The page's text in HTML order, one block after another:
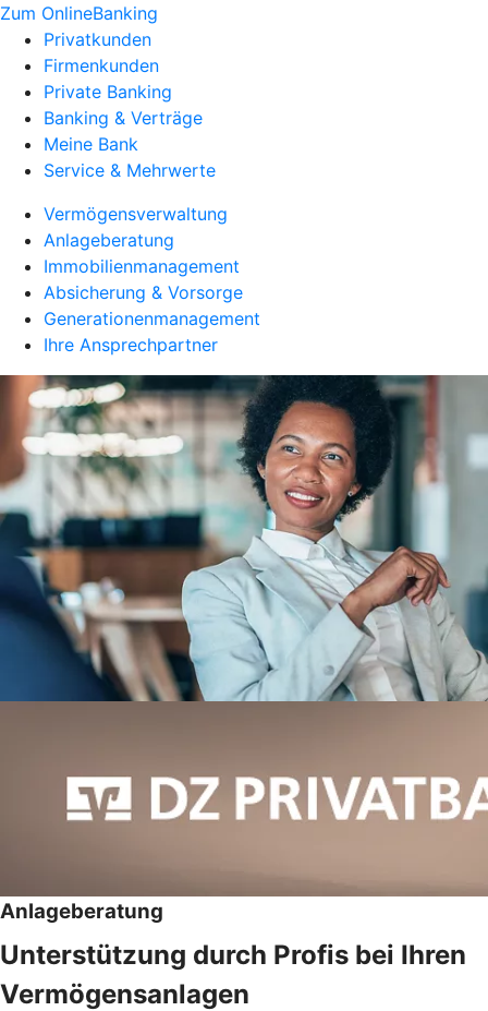
Zum OnlineBanking
Privatkunden
Firmenkunden
Private Banking
Banking & Verträge
Meine Bank
Service & Mehrwerte
Vermögensverwaltung
Anlageberatung
Immobilienmanagement
Absicherung & Vorsorge
Generationenmanagement
Ihre Ansprechpartner
Anlageberatung
Unterstützung durch Profis bei Ihren
Vermögensanlagen